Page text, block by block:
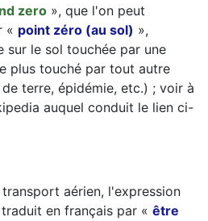
zero », que l'on peut
« point zéro (au sol) »,
sur le sol touchée par une
plus touché par tout autre
terre, épidémie, etc.) ; voir à
auquel conduit le lien ci-
aérien, l'expression
traduit en français par « être